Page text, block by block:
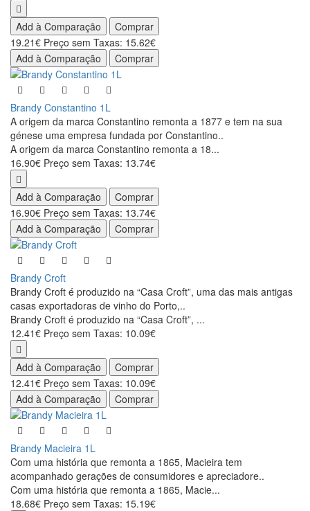
Add à Comparação
Comprar
19.21€ Preço sem Taxas: 15.62€
Add à Comparação
Comprar
Brandy Constantino 1L
A origem da marca Constantino remonta a 1877 e tem na sua
génese uma empresa fundada por Constantino..
A origem da marca Constantino remonta a 18...
16.90€ Preço sem Taxas: 13.74€
Add à Comparação
Comprar
16.90€ Preço sem Taxas: 13.74€
Add à Comparação
Comprar
Brandy Croft
Brandy Croft é produzido na “Casa Croft”, uma das mais antigas
casas exportadoras de vinho do Porto,..
Brandy Croft é produzido na “Casa Croft”, ...
12.41€ Preço sem Taxas: 10.09€
Add à Comparação
Comprar
12.41€ Preço sem Taxas: 10.09€
Add à Comparação
Comprar
Brandy Macieira 1L
Com uma história que remonta a 1865, Macieira tem
acompanhado gerações de consumidores e apreciadore..
Com uma história que remonta a 1865, Macie...
18.68€ Preço sem Taxas: 15.19€